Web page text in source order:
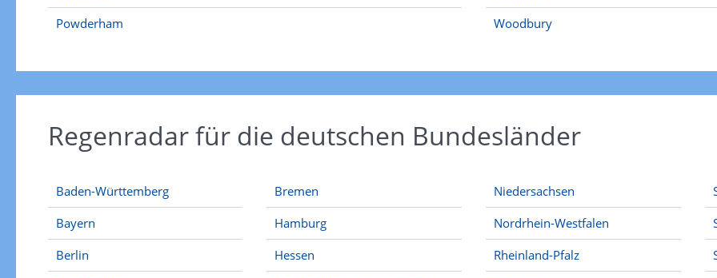
Powderham
Woodbury
Regenradar für die deutschen Bundesländer
Baden-Württemberg
Bayern
Berlin
Bremen
Hamburg
Hessen
Niedersachsen
Nordrhein-Westfalen
Rheinland-Pfalz